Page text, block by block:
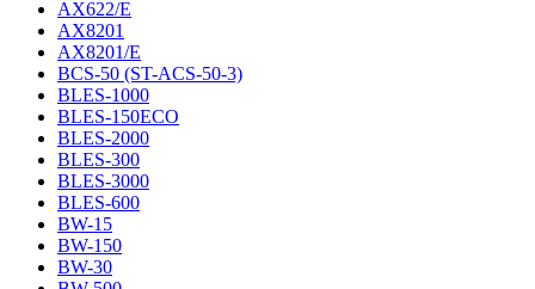
AX622/E
AX8201
AX8201/E
BCS-50 (ST-ACS-50-3)
BLES-1000
BLES-150ECO
BLES-2000
BLES-300
BLES-3000
BLES-600
BW-15
BW-150
BW-30